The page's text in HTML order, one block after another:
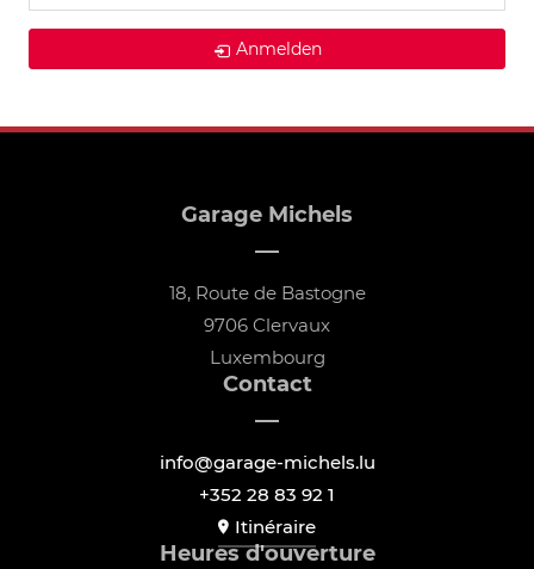
Anmelden
Garage Michels
18, Route de Bastogne
9706 Clervaux
Luxembourg
Contact
info@garage-michels.lu
+352 28 83 92 1
Itinéraire
Heures d'ouverture